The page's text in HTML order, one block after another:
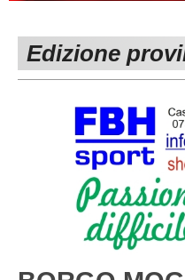
1^ CATEGORIA
3^ CATEGORIA
GIOVANILI
Edizione